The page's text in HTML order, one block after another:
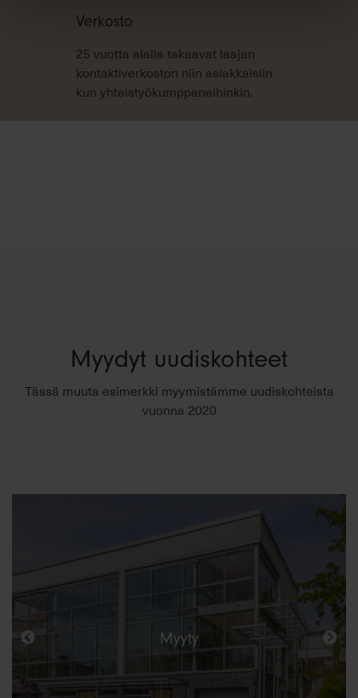
Verkosto
25 vuotta alalla takaavat laajan
kontaktiverkoston niin asiakkaisiin
kun yhteistyökumppaneihinkin.
Myydyt uudiskohteet
Tässä muuta esimerkki myymistämme uudiskohteista
vuonna 2020